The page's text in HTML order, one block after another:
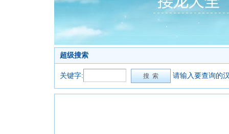
超级搜索
关键字: 请输入要查询的